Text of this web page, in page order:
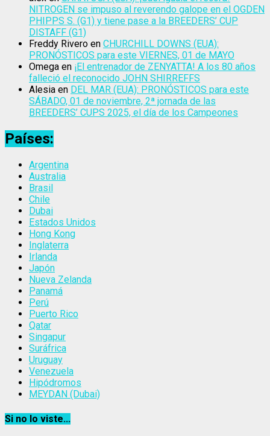
NITROGEN se impuso al reverendo galope en el OGDEN
PHIPPS S. (G1) y tiene pase a la BREEDERS’ CUP
DISTAFF (G1)
Freddy Rivero en CHURCHILL DOWNS (EUA):
PRONÓSTICOS para este VIERNES, 01 de MAYO
Omega en ¡El entrenador de ZENYATTA! A los 80 años
falleció el reconocido JOHN SHIRREFFS
Alesia en DEL MAR (EUA): PRONÓSTICOS para este
SÁBADO, 01 de noviembre, 2ª jornada de las
BREEDERS’ CUPS 2025, el día de los Campeones
Países:
Argentina
Australia
Brasil
Chile
Dubai
Estados Unidos
Hong Kong
Inglaterra
Irlanda
Japón
Nueva Zelanda
Panamá
Perú
Puerto Rico
Qatar
Singapur
Suráfrica
Uruguay
Venezuela
Hipódromos
MEYDAN (Dubai)
Si no lo viste...